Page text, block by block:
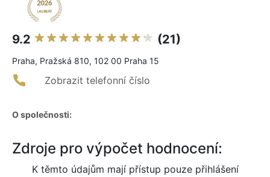
9.2 (21)
Praha, Pražská 810, 102 00 Praha 15
Zobrazit telefonní číslo
O společnosti:
Zdroje pro výpočet hodnocení:
K těmto údajům mají přístup pouze přihlášení